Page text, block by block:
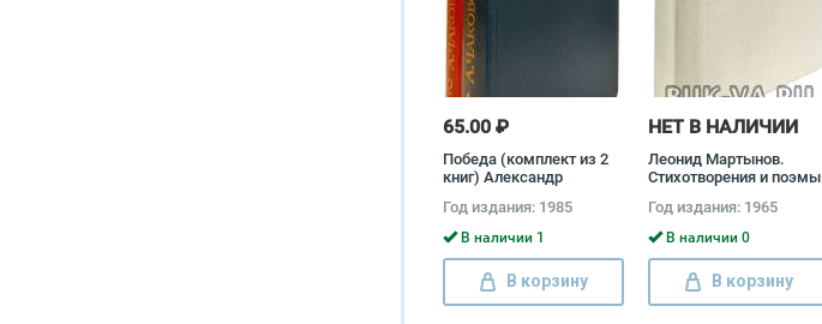
65.00 ₽
Победа (комплект из 2
книг) Александр
Год издания: 1985
В наличии 1
В корзину
НЕТ В НАЛИЧИИ
Леонид Мартынов.
Стихотворения и поэмы
Леонид Мартынов
Год издания: 1965
В наличии 0
В корзину